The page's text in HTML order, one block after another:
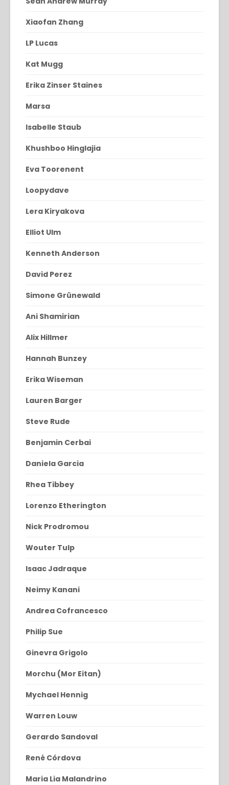
Xiaofan Zhang
LP Lucas
Kat Mugg
Erika Zinser Staines
Marsa
Isabelle Staub
Khushboo Hinglajia
Eva Toorenent
Loopydave
Lera Kiryakova
Elliot Ulm
Kenneth Anderson
David Perez
Simone Grünewald
Ani Shamirian
Alix Hillmer
Hannah Bunzey
Erika Wiseman
Lauren Barger
Steve Rude
Benjamin Cerbai
Daniela Garcia
Rhea Tibbey
Lorenzo Etherington
Nick Prodromou
Wouter Tulp
Isaac Jadraque
Neimy Kanani
Andrea Cofrancesco
Philip Sue
Ginevra Grigolo
Morchu (Mor Eitan)
Mychael Hennig
Warren Louw
Gerardo Sandoval
René Córdova
Maria Lia Malandrino